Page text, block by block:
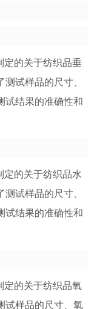
定的关于纺织品垂
试样品的尺寸、
试结果的准确性和
定的关于纺织品水
试样品的尺寸、
试结果的准确性和
定的关于纺织品氧
试样品的尺寸、氧